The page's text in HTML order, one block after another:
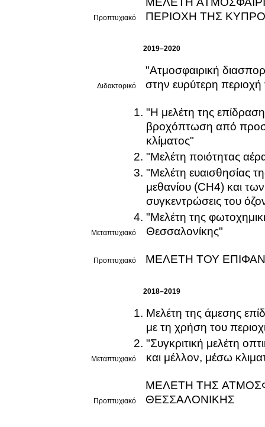
Προπτυχιακό
ΠΕΡΙΟΧΗ ΤΗΣ
2019–2020
Διδακτορικό
"Ατμοσφαιρική
στην ευρύτερη
Μεταπτυχιακό
"Η μελέτη της
βροχόπτωση από
κλίματος"
"Μελέτη ποιότητας
"Μελέτη ευαισθησίας
μεθανίου (CH4) και
συγκεντρώσεις του
"Μελέτη της
Θεσσαλονίκης"
Προπτυχιακό ΜΕΛΕΤΗ ΤΟΥ
2018–2019
Μεταπτυχιακό
Μελέτη της άμεσης
με τη χρήση του
"Συγκριτική μελέτη
και μέλλον, μέσω
Προπτυχιακό
ΜΕΛΕΤΗ ΤΗΣ
ΘΕΣΣΑΛΟΝΙΚΗΣ